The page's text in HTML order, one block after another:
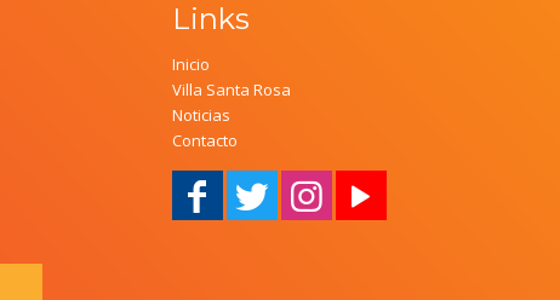
Links
Inicio
Villa Santa Rosa
Noticias
Contacto